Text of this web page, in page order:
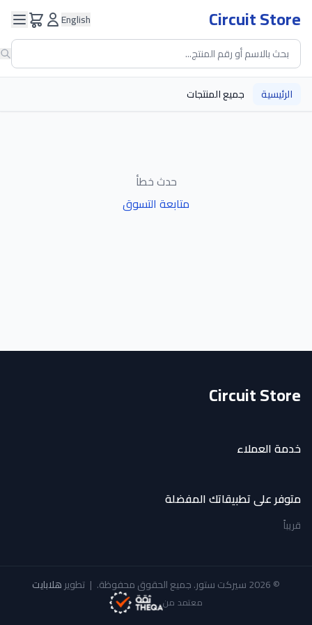
Circuit Store
English
الرئيسية جميع المنتجات
حدث خطأ
متابعة التسوق
Circuit Store
خدمة العملاء
متوفر على تطبيقاتك المفضلة
قريباً
© 2026 سيركت ستور. جميع الحقوق محفوظة. | تطويرهلابايت
معتمد من